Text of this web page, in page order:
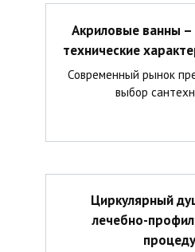
Акриловые ванны –
технические
Современный рынок
выбор
Циркулярный
лечебно-